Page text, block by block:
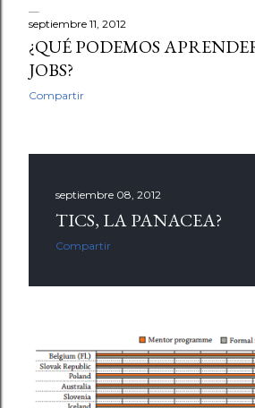
septiembre 11, 2012
¿QUÉ PODEMOS
JOBS?
Compartir
septiembre 08, 2012
TICS, LA PANACEA?
Compartir